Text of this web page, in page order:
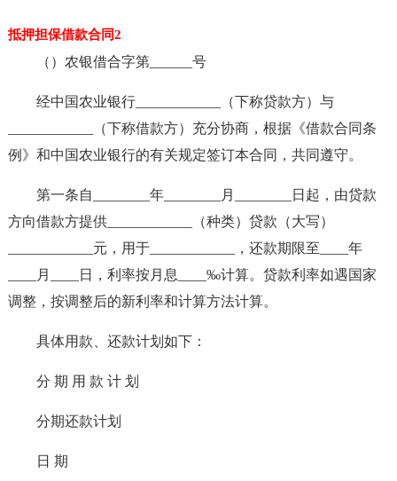
抵押担保借款合同2
（）农银借合字第______号
经中国农业银行____________（下称贷款方）与
____________（下称借款方）充分协商，根据《借款合同条
例》和中国农业银行的有关规定签订本合同，共同遵守。
第一条自________年________月________日起，由贷款
方向借款方提供____________（种类）贷款（大写）
____________元，用于____________，还款期限至____年
____月____日，利率按月息____‰计算。贷款利率如遇国家
调整，按调整后的新利率和计算方法计算。
具体用款、还款计划如下：
分 期 用 款 计 划
分期还款计划
日 期